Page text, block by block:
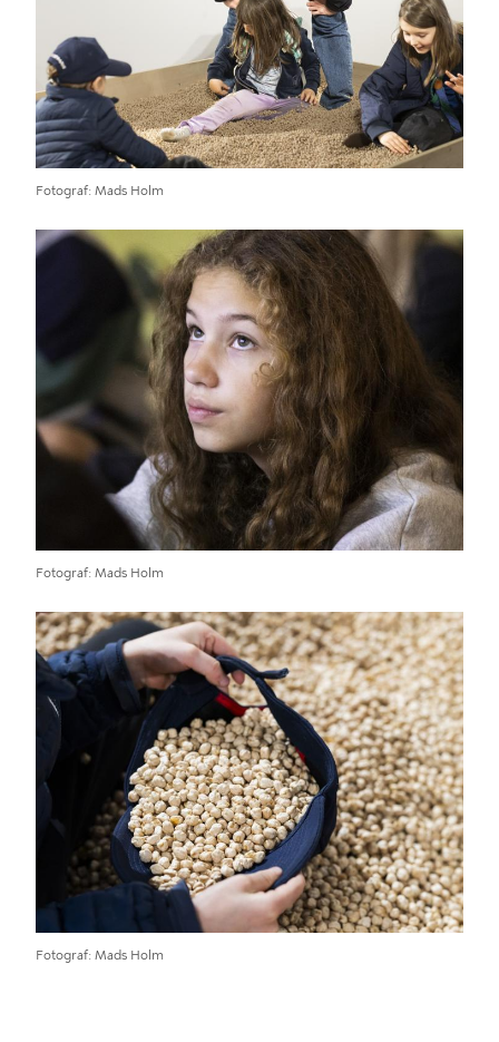
Fotograf Mads Holm
Fotograf Mads Holm
Fotograf Mads Holm